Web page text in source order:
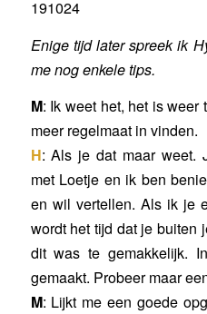
191024
Enige tijd later spreek ik
me nog enkele tips.
M: Ik weet het, het is
meer regelmaat in vinden.
H: Als je dat maar weet.
met Loetje en ik ben
en wil vertellen. Als ik je
wordt het tijd dat je buiten
dit was te gemakkelijk.
gemaakt. Probeer maar
M: Lijkt me een goede